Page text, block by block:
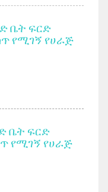
ቤት ፍርድ
የሚገኝ የሀራጅ
ቤት ፍርድ
የሚገኝ የሀራጅ